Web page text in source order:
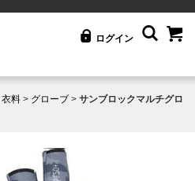
ログイン
衣料 > グローブ > サンブロックマルチグロ